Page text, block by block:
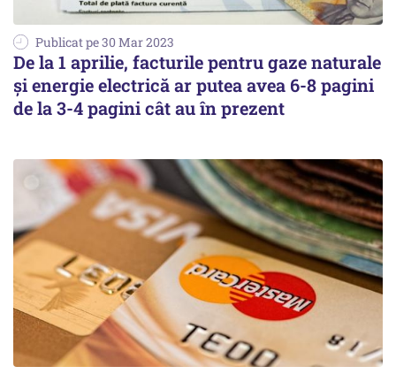
Publicat pe 30 Mar 2023
De la 1 aprilie, facturile pentru gaze naturale
şi energie electrică ar putea avea 6-8 pagini
de la 3-4 pagini cât au în prezent